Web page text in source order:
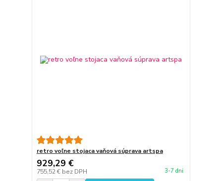
retro voľne stojaca vaňová súprava artspa
929,29 €
755,52 € bez DPH 3-7 dni